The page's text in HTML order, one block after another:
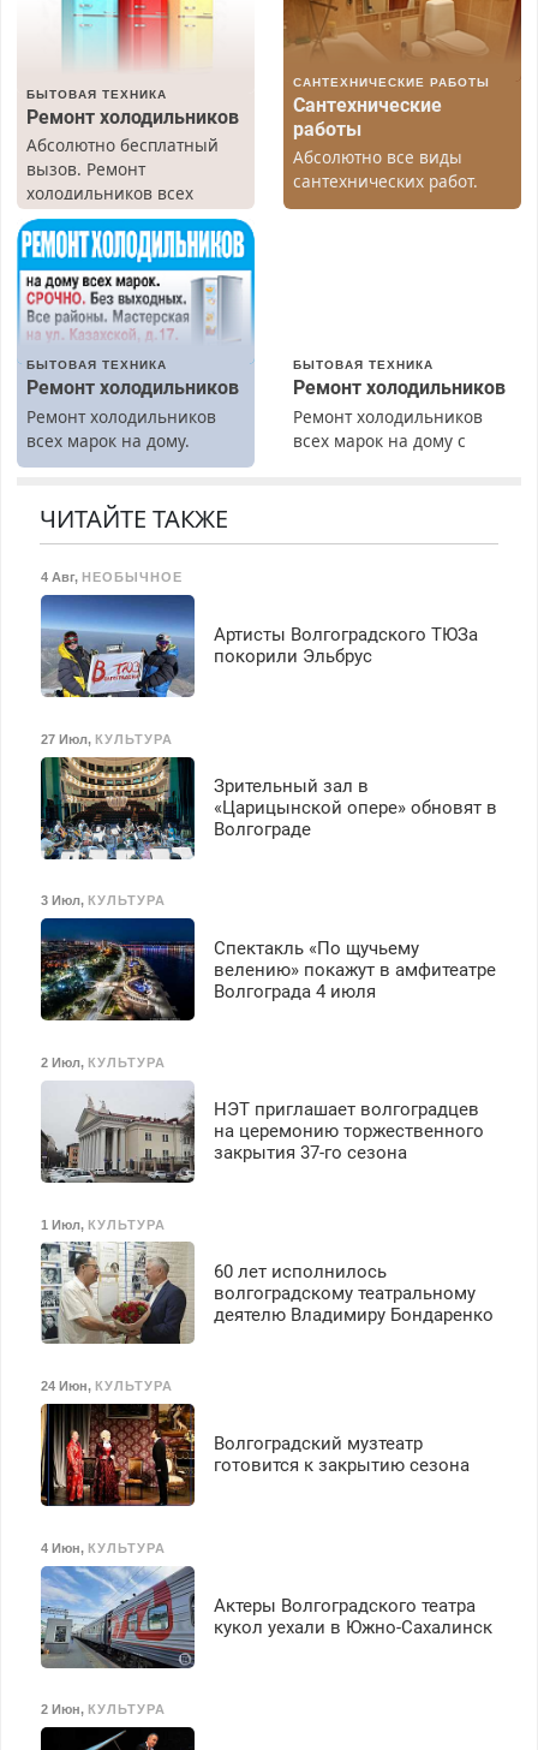
БЫТОВАЯ ТЕХНИКА
Ремонт холодильников
Абсолютно бесплатный
вызов. Ремонт
холодильников всех
марок на дому, с
гарантией. Все р-ны.
Срочно. Без выходных.
Пенсионерам – скидки до
40%. Мастер со стажем.
САНТЕХНИЧЕСКИЕ РАБОТЫ
Сантехнические
работы
Абсолютно все виды
сантехнических работ.
Быстро. Качественно.
БЫТОВАЯ ТЕХНИКА
Ремонт холодильников
Ремонт холодильников
всех марок на дому.
БЫТОВАЯ ТЕХНИКА
Ремонт холодильников
Ремонт холодильников
всех марок на дому с
ЧИТАЙТЕ ТАКЖЕ
4 Авг, НЕОБЫЧНОЕ
Артисты Волгоградского ТЮЗа
покорили Эльбрус
27 Июл, КУЛЬТУРА
Зрительный зал в
«Царицынской опере» обновят в
Волгограде
3 Июл, КУЛЬТУРА
Спектакль «По щучьему
велению» покажут в амфитеатре
Волгограда 4 июля
2 Июл, КУЛЬТУРА
НЭТ приглашает волгоградцев
на церемонию торжественного
закрытия 37-го сезона
1 Июл, КУЛЬТУРА
60 лет исполнилось
волгоградскому театральному
деятелю Владимиру Бондаренко
24 Июн, КУЛЬТУРА
Волгоградский музтеатр
готовится к закрытию сезона
4 Июн, КУЛЬТУРА
Актеры Волгоградского театра
кукол уехали в Южно-Сахалинск
2 Июн, КУЛЬТУРА